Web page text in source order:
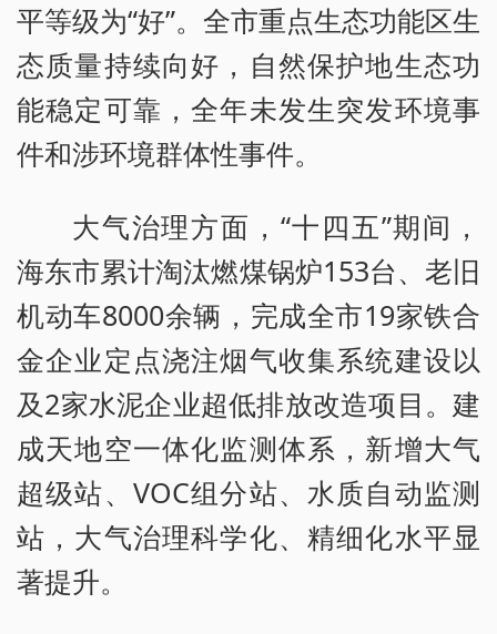
平等级为“好”。全市重点生态功能区生
态质量持续向好，自然保护地生态功
能稳定可靠，全年未发生突发环境事
件和涉环境群体性事件。
大气治理方面，“十四五”期间，
海东市累计淘汰燃煤锅炉153台、老旧
机动车8000余辆，完成全市19家铁合
金企业定点浇注烟气收集系统建设以
及2家水泥企业超低排放改造项目。建
成天地空一体化监测体系，新增大气
超级站、VOC组分站、水质自动监测
站，大气治理科学化、精细化水平显
著提升。